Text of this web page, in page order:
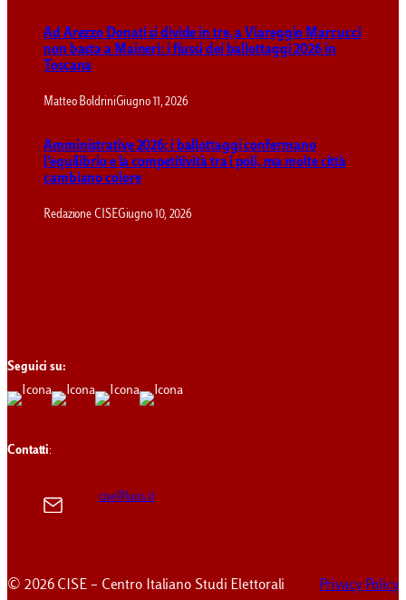
Ad Arezzo Donati si divide in tre, a Viareggio Marcucci
non basta a Maineri: i flussi dei ballottaggi 2026 in
Toscana
Matteo BoldriniGiugno 11, 2026
Amministrative 2026: i ballottaggi confermano
l’equilibrio e la competitività tra i poli, ma molte città
cambiano colore
Redazione CISEGiugno 10, 2026
Seguici su:
Contatti:
cise@luiss.it
© 2026 CISE – Centro Italiano Studi Elettorali Privacy Policy